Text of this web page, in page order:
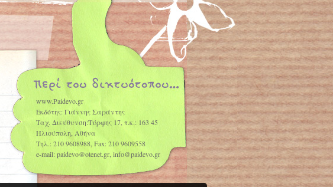
www.Paidevo.gr
Εκδότης: Γιάννης Σαράντης
Ταχ. Διεύθυνση:Τύρφης 17, τ.κ.: 163 45
Ηλιούπολη, Αθήνα
Τηλ.: 210 9608988, Fax: 210 9609558
e-mail: paidevo@otenet.gr, info@paidevo.gr